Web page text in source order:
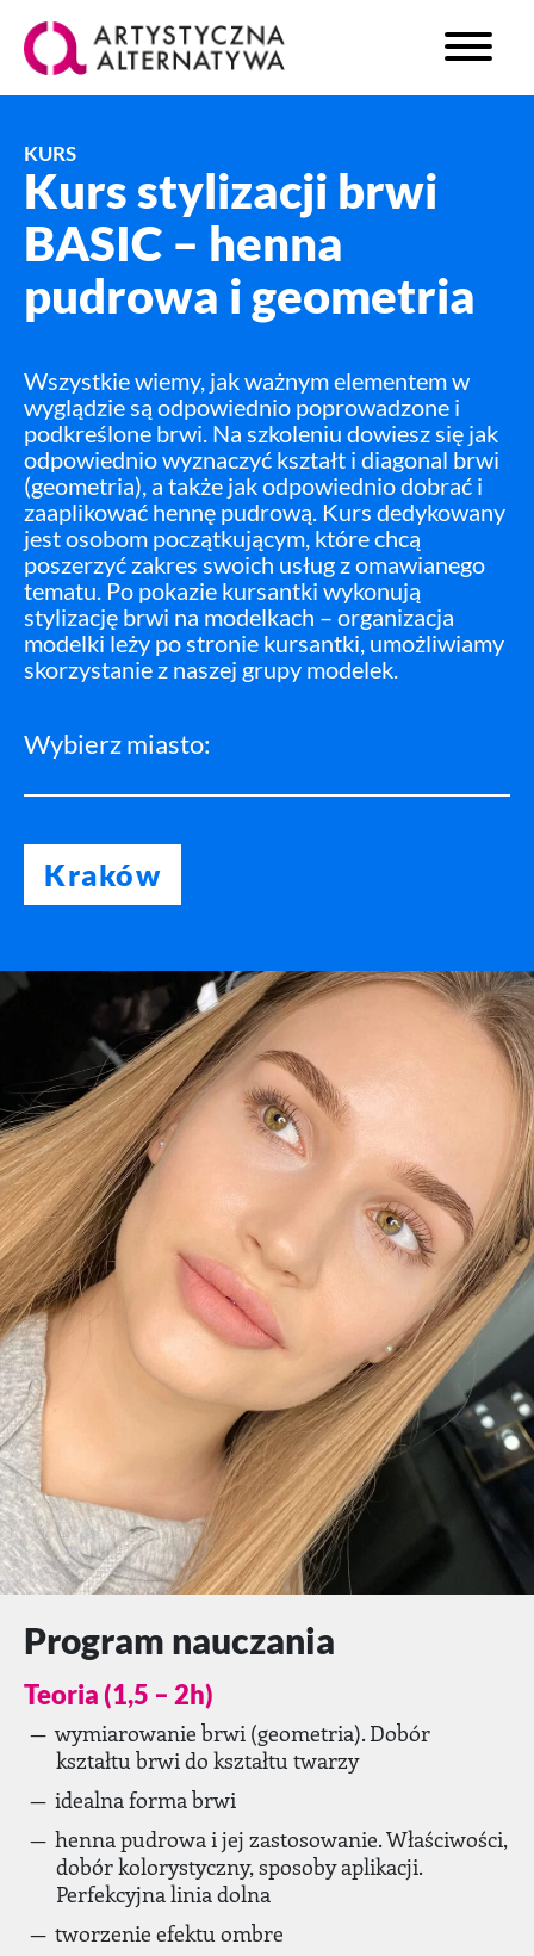
KURS
Kurs stylizacji brwi
BASIC – henna
pudrowa i geometria
Wszystkie wiemy, jak ważnym elementem w
wyglądzie są odpowiednio poprowadzone i
podkreślone brwi. Na szkoleniu dowiesz się jak
odpowiednio wyznaczyć kształt i diagonal brwi
(geometria), a także jak odpowiednio dobrać i
zaaplikować hennę pudrową. Kurs dedykowany
jest osobom początkującym, które chcą
poszerzyć zakres swoich usług z omawianego
tematu. Po pokazie kursantki wykonują
stylizację brwi na modelkach – organizacja
modelki leży po stronie kursantki, umożliwiamy
skorzystanie z naszej grupy modelek.
Wybierz miasto:
Kraków
Program nauczania
Teoria (1,5 – 2h)
wymiarowanie brwi (geometria). Dobór
kształtu brwi do kształtu twarzy
idealna forma brwi
henna pudrowa i jej zastosowanie. Właściwości,
dobór kolorystyczny, sposoby aplikacji.
Perfekcyjna linia dolna
tworzenie efektu ombre